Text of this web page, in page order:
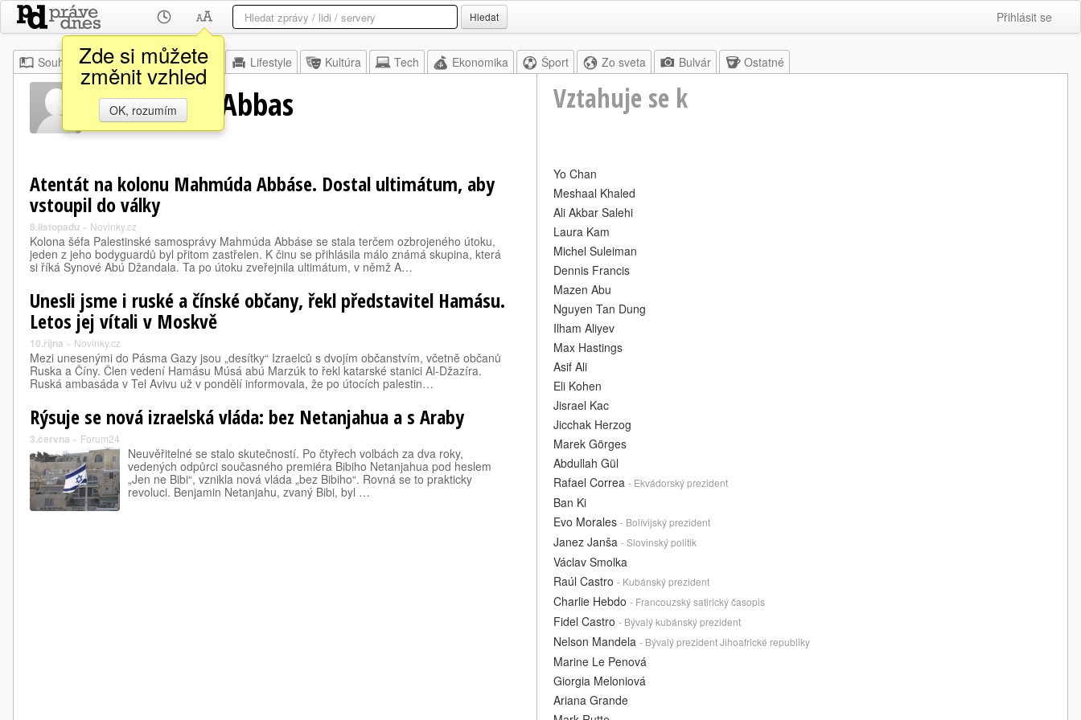
Zde si můžete
změnit vzhled
OK, rozumím
Hledat Přihlásit se
Souhrn Moje Z domova Lifestyle Kultúra Tech Ekonomika Šport Zo sveta Bulvár Ostatné
Mahmoud Abbas Vztahuje se k
Atentát na kolonu Mahmúda Abbáse. Dostal ultimátum, aby
vstoupil do války
8.listopadu » Novinky.cz
Kolona šéfa Palestinské samosprávy Mahmúda Abbáse se stala terčem ozbrojeného útoku,
jeden z jeho bodyguardů byl přitom zastřelen. K činu se přihlásila málo známá skupina, která
si říká Synové Abú Džandala. Ta po útoku zveřejnila ultimátum, v němž A…
Unesli jsme i ruské a čínské občany, řekl představitel Hamásu.
Letos jej vítali v Moskvě
10.října » Novinky.cz
Mezi unesenými do Pásma Gazy jsou „desítky“ Izraelců s dvojím občanstvím, včetně občanů
Ruska a Číny. Člen vedení Hamásu Músá abú Marzúk to řekl katarské stanici Al-Džazíra.
Ruská ambasáda v Tel Avivu už v pondělí informovala, že po útocích palestin…
Rýsuje se nová izraelská vláda: bez Netanjahua a s Araby
3.června » Forum24
Neuvěřitelné se stalo skutečností. Po čtyřech volbách za dva roky,
vedených odpůrci současného premiéra Bibiho Netanjahua pod heslem
„Jen ne Bibi“, vznikla nová vláda „bez Bibiho“. Rovná se to prakticky
revoluci. Benjamin Netanjahu, zvaný Bibi, byl …
Yo Chan
Meshaal Khaled
Ali Akbar Salehi
Laura Kam
Michel Suleiman
Dennis Francis
Mazen Abu
Nguyen Tan Dung
Ilham Aliyev
Max Hastings
Asif Ali
Eli Kohen
Jisrael Kac
Jicchak Herzog
Marek Görges
Abdullah Gül
Rafael Correa - Ekvádorský prezident
Ban Ki
Evo Morales - Bolívijský prezident
Janez Janša - Slovinský politik
Václav Smolka
Raúl Castro - Kubánský prezident
Charlie Hebdo - Francouzský satirický časopis
Fidel Castro - Bývalý kubánský prezident
Nelson Mandela - Bývalý prezident Jihoafrické republiky
Marine Le Penová
Giorgia Meloniová
Ariana Grande